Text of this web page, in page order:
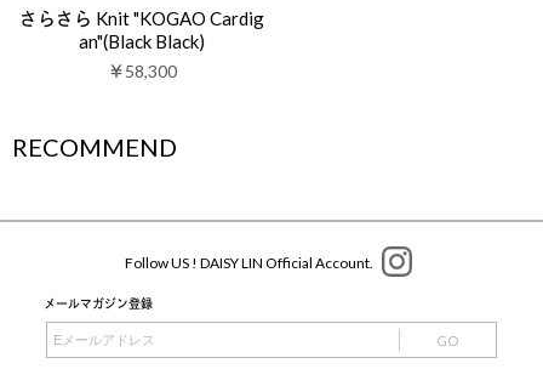
さらさら Knit "KOGAO Cardig
an"(Black Black)
￥58,300
RECOMMEND
Follow US ! DAISY LIN Official Account.
メールマガジン登録
GO